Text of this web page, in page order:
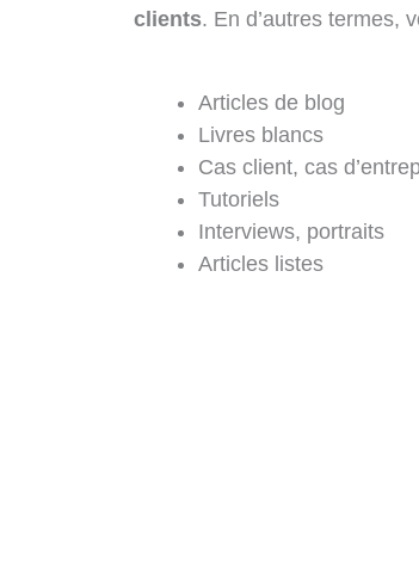
clients. En d’autres termes,
Articles de blog
Livres blancs
Cas client, cas
Tutoriels
Interviews, portraits
Articles listes